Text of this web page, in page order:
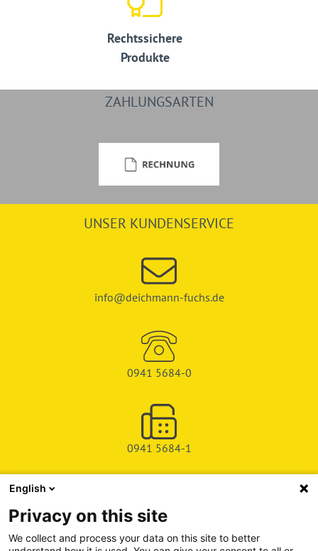
Rechtssichere
Produkte
ZAHLUNGSARTEN
UNSER KUNDENSERVICE
info@deichmann-fuchs.de
0941 5684-0
0941 5684-1
SHOP
SERVICE & SUPPORT
English
Privacy on this site
We collect and process your data on this site to better